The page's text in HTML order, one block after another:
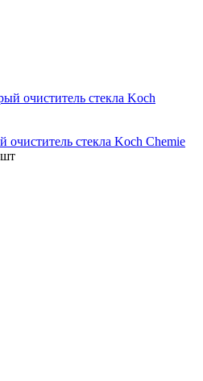
очиститель стекла Koch Chemie